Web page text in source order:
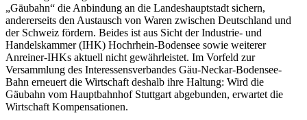
„Gäubahn“ die Anbindung an die Landeshauptstadt sichern,
andererseits den Austausch von Waren zwischen Deutschland und
der Schweiz fördern. Beides ist aus Sicht der Industrie- und
Handelskammer (IHK) Hochrhein-Bodensee sowie weiterer
Anreiner-IHKs aktuell nicht gewährleistet. Im Vorfeld zur
Versammlung des Interessensverbandes Gäu-Neckar-Bodensee-
Bahn erneuert die Wirtschaft deshalb ihre Haltung: Wird die
Gäubahn vom Hauptbahnhof Stuttgart abgebunden, erwartet die
Wirtschaft Kompensationen.